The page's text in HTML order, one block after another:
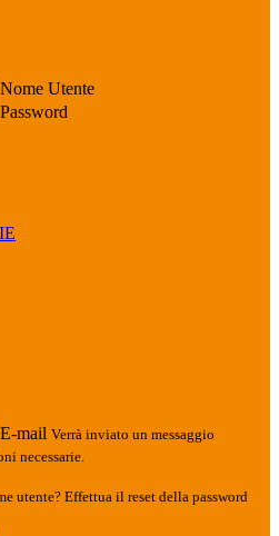
Nome Utente
Password
E-mail Verrà inviato un messaggio
necessarie.
utente? Effettua il reset della password